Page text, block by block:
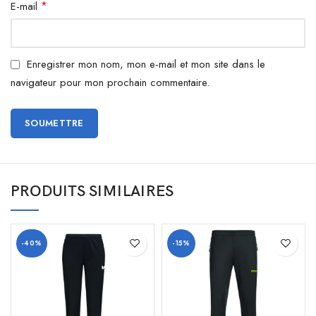
E-mail *
Enregistrer mon nom, mon e-mail et mon site dans le
navigateur pour mon prochain commentaire.
PRODUITS SIMILAIRES
-40% -15%